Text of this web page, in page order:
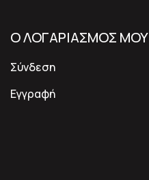
Ο ΛΟΓΑΡΙΑΣΜΟΣ ΜΟΥ
Σύνδεση
Εγγραφή